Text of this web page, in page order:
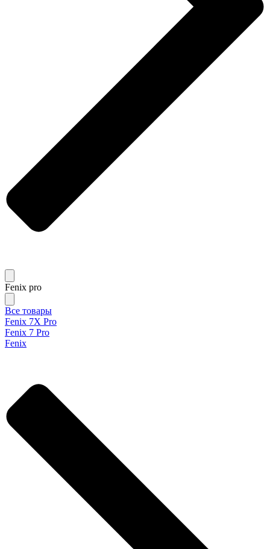
Fenix pro
Все товары
Fenix 7X Pro
Fenix 7 Pro
Fenix